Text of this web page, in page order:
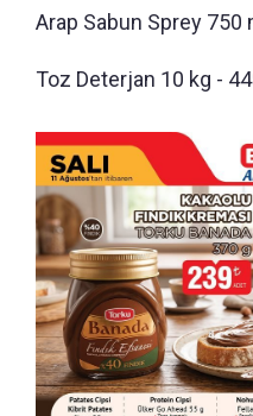
Arap Sabun Sprey 750
Toz Deterjan 10 kg -